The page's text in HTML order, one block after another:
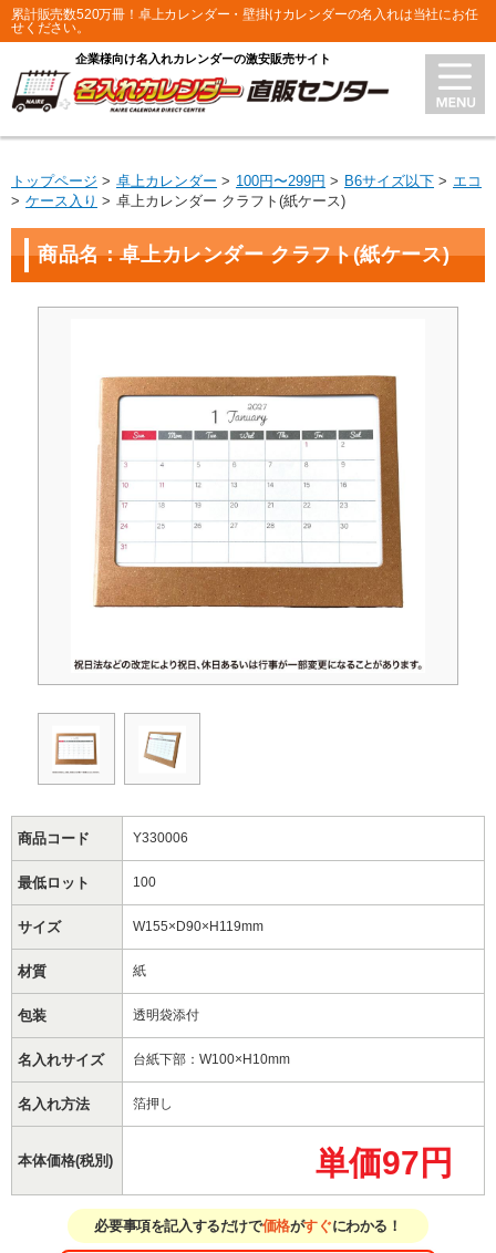
累計販売数520万冊！卓上カレンダー・壁掛けカレンダーの名入れは当社にお任
せください。
企業様向け名入れカレンダーの激安販売サイト
トップページ 卓上カレンダー 100円〜299円 B6サイズ以下
エコ
ケース入り
卓上カレンダー クラフト(紙ケース)
商品名：卓上カレンダー クラフト(紙ケース)
商品コード Y330006
最低ロット 100
サイズ W155×D90×H119mm
材質 紙
包装 透明袋添付
名入れサイズ 台紙下部：W100×H10mm
名入れ方法 箔押し
本体価格(税別) 単価97円
必要事項を記入するだけで価格がすぐにわかる！